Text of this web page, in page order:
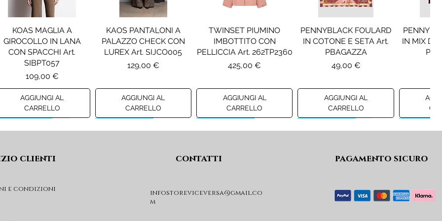
KOAS MAGLIA A
GIROCOLLO IN LANA
CON SPACCHI Art.
SIBPT057
Prezzo
109,00 €
AGGIUNGI AL
CARRELLO
KAOS PANTALONI A
PALAZZO CHECK CON
LUREX Art. SIJCO005
Prezzo
129,00 €
AGGIUNGI AL
CARRELLO
TWINSET PIUMINO
IMBOTTITO CON
PELLICCIA Art. 262TP2360
Prezzo
425,00 €
AGGIUNGI AL
CARRELLO
PENNYBLACK FOULARD
IN COTONE E SETA Art.
PBAGAZZA
Prezzo
49,00 €
AGGIUNGI AL
CARRELLO
IN MIX DI
PINKO ANFIBIO MOD. EVA
LIU JO MINIGONNA IN
LIU JO
clienti
e condizioni
contatti
infostoreviceversa@gmail.co
m
pagamento sicuro